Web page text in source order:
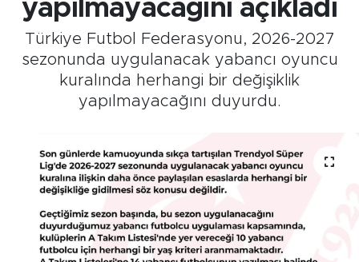
yapılmayacağını açıkladı
Türkiye Futbol Federasyonu, 2026-2027
sezonunda uygulanacak yabancı oyuncu
kuralında herhangi bir değişiklik
yapılmayacağını duyurdu.
Spor
Sağlık
Kültür Sanat
Tarihçe
Resmi İlanlar
Söyleşi
Tüm Manşetler
Son Dakika Haberleri
Haber Arşivi